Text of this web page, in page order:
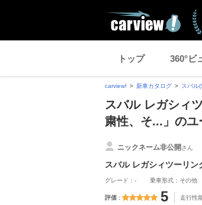
トップ 360°ビ
carview! 新車カタログ スバル
スバル レガシィ
粛性、そ...」のユ
ニックネーム非公開さん
スバル レガシィツーリン
グレード：- 乗車形式：その他
評価 5 走行性